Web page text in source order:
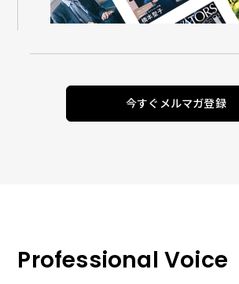
今すぐメルマガ登録
Professional Voice